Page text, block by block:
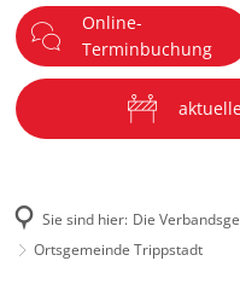
Menü
Online-
Terminbuchung
Sie sind hier: Die
Ortsgemeinde Trippstadt